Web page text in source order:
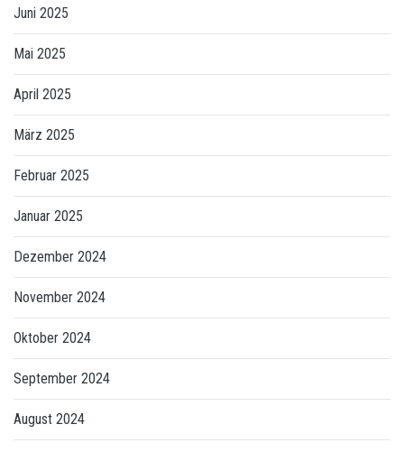
Juni 2025
Mai 2025
April 2025
März 2025
Februar 2025
Januar 2025
Dezember 2024
November 2024
Oktober 2024
September 2024
August 2024